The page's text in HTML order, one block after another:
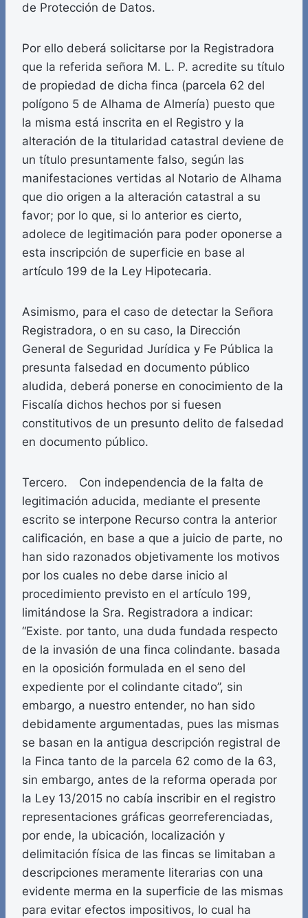
de Protección de Datos.
Por ello deberá solicitarse por la Registradora
que la referida señora M. L. P. acredite su título
de propiedad de dicha finca (parcela 62 del
polígono 5 de Alhama de Almería) puesto que
la misma está inscrita en el Registro y la
alteración de la titularidad catastral deviene de
un título presuntamente falso, según las
manifestaciones vertidas al Notario de Alhama
que dio origen a la alteración catastral a su
favor; por lo que, si lo anterior es cierto,
adolece de legitimación para poder oponerse a
esta inscripción de superficie en base al
artículo 199 de la Ley Hipotecaria.
Asimismo, para el caso de detectar la Señora
Registradora, o en su caso, la Dirección
General de Seguridad Jurídica y Fe Pública la
presunta falsedad en documento público
aludida, deberá ponerse en conocimiento de la
Fiscalía dichos hechos por si fuesen
constitutivos de un presunto delito de falsedad
en documento público.
Tercero. Con independencia de la falta de
legitimación aducida, mediante el presente
escrito se interpone Recurso contra la anterior
calificación, en base a que a juicio de parte, no
han sido razonados objetivamente los motivos
por los cuales no debe darse inicio al
procedimiento previsto en el artículo 199,
limitándose la Sra. Registradora a indicar:
“Existe. por tanto, una duda fundada respecto
de la invasión de una finca colindante. basada
en la oposición formulada en el seno del
expediente por el colindante citado”, sin
embargo, a nuestro entender, no han sido
debidamente argumentadas, pues las mismas
se basan en la antigua descripción registral de
la Finca tanto de la parcela 62 como de la 63,
sin embargo, antes de la reforma operada por
la Ley 13/2015 no cabía inscribir en el registro
representaciones gráficas georreferenciadas,
por ende, la ubicación, localización y
delimitación física de las fincas se limitaban a
descripciones meramente literarias con una
evidente merma en la superficie de las mismas
para evitar efectos impositivos, lo cual ha